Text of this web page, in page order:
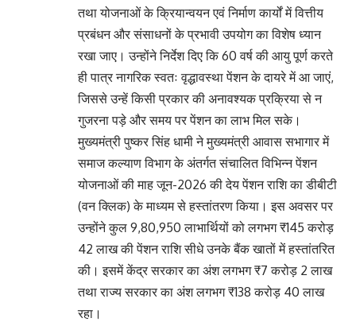
तथा योजनाओं के क्रियान्वयन एवं निर्माण कार्यों में वित्तीय
प्रबंधन और संसाधनों के प्रभावी उपयोग का विशेष ध्यान
रखा जाए। उन्होंने निर्देश दिए कि 60 वर्ष की आयु पूर्ण करते
ही पात्र नागरिक स्वतः वृद्धावस्था पेंशन के दायरे में आ जाएं,
जिससे उन्हें किसी प्रकार की अनावश्यक प्रक्रिया से न
गुजरना पड़े और समय पर पेंशन का लाभ मिल सके।
मुख्यमंत्री पुष्कर सिंह धामी ने मुख्यमंत्री आवास सभागार में
समाज कल्याण विभाग के अंतर्गत संचालित विभिन्न पेंशन
योजनाओं की माह जून-2026 की देय पेंशन राशि का डीबीटी
(वन क्लिक) के माध्यम से हस्तांतरण किया। इस अवसर पर
उन्होंने कुल 9,80,950 लाभार्थियों को लगभग ₹145 करोड़
42 लाख की पेंशन राशि सीधे उनके बैंक खातों में हस्तांतरित
की। इसमें केंद्र सरकार का अंश लगभग ₹7 करोड़ 2 लाख
तथा राज्य सरकार का अंश लगभग ₹138 करोड़ 40 लाख
रहा।